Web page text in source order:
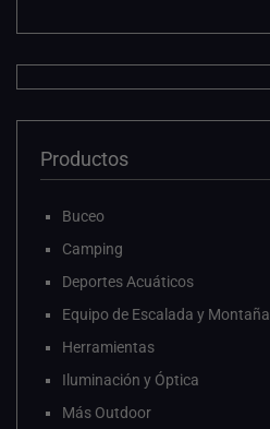
Productos
Buceo
Camping
Deportes Acuáticos
Equipo de Escalada y Montaña
Herramientas
Iluminación y Óptica
Más Outdoor